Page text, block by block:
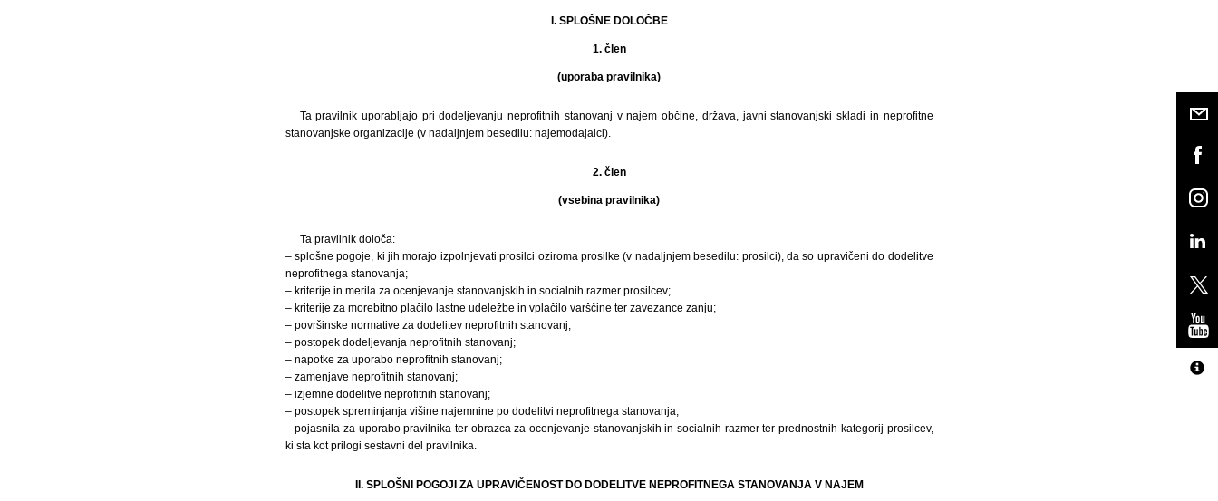
I. SPLOŠNE DOLOČBE
1. člen
(uporaba pravilnika)
Ta pravilnik uporabljajo pri dodeljevanju neprofitnih stanovanj v najem občine, država, javni stanovanjski skladi in neprofitne
stanovanjske organizacije (v nadaljnjem besedilu: najemodajalci).
2. člen
(vsebina pravilnika)
Ta pravilnik določa:
– splošne pogoje, ki jih morajo izpolnjevati prosilci oziroma prosilke (v nadaljnjem besedilu: prosilci), da so upravičeni do dodelitve
neprofitnega stanovanja;
– kriterije in merila za ocenjevanje stanovanjskih in socialnih razmer prosilcev;
– kriterije za morebitno plačilo lastne udeležbe in vplačilo varščine ter zavezance zanju;
– površinske normative za dodelitev neprofitnih stanovanj;
– postopek dodeljevanja neprofitnih stanovanj;
– napotke za uporabo neprofitnih stanovanj;
– zamenjave neprofitnih stanovanj;
– izjemne dodelitve neprofitnih stanovanj;
– postopek spreminjanja višine najemnine po dodelitvi neprofitnega stanovanja;
– pojasnila za uporabo pravilnika ter obrazca za ocenjevanje stanovanjskih in socialnih razmer ter prednostnih kategorij prosilcev,
ki sta kot prilogi sestavni del pravilnika.
II. SPLOŠNI POGOJI ZA UPRAVIČENOST DO DODELITVE NEPROFITNEGA STANOVANJA V NAJEM